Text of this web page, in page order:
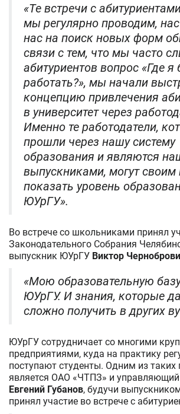
«Те встречи с
мы регулярно проводим,
нас на поиск новых форм
связи с тем, что мы часто
абитуриентов вопрос «Где я
работать?», мы начали
концепцию привлечения
в университет через
Именно те работодатели,
прошли через нашу систему
образования и являются
выпускниками, могут
показать уровень
ЮУрГУ».
Во встрече со школьниками принял
Законодательного Собрания
выпускник ЮУрГУ Виктор
«Мою образовательную
ЮУрГУ. И знания, которые
сложно получить в других
ЮУрГУ сотрудничает со многими
предприятиями, куда на практику
поступают студенты. Одним из таких
является ОАО «ЧТПЗ» и
Евгений Губанов, будучи
принял участие во встрече с